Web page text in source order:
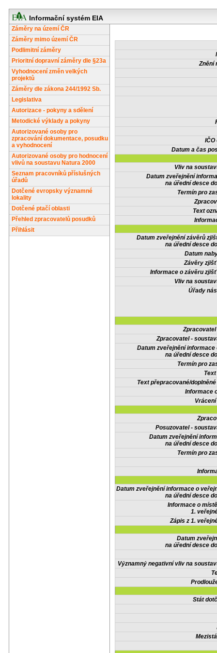
Informační systém EIA
Záměry na území ČR
Záměry mimo území ČR
Podlimitní záměry
Prioritní dopravní záměry dle §23a
Vyhodnocení změn velkých
projektů
Záměry dle zákona 244/1992 Sb.
Legislativa
Autorizace - pokyny a sdělení
Metodické výklady a pokyny
Autorizované osoby pro
zpracování dokumentace, posudku
a vyhodnocení
Autorizované osoby pro hodnocení
vlivů na soustavu Natura 2000
Seznam pracovníků příslušných
úřadů
Dotčené evropsky významné
lokality
Dotčené ptačí oblasti
Přehled zpracovatelů posudků
Přihlásit
Znění
IČO
Datum a čas
Vliv na
Datum zveřejnění
na úřední desce
Termín pro
Text
Datum zveřejnění závěrů
na úřední desce
Datum
Závěry
Informace o závěru
Vliv na
Úřady
Zpracovatel -
Datum zveřejnění informace
na úřední desce
Termín pro
Text přepracované/
Informace
Posuzovatel -
Datum zveřejnění
na úřední desce
Termín pro
Datum zveřejnění informace o
na úřední desce
Informace o
1.
Zápis z 1.
Datum
na úřední desce
Významný negativní vliv na
Stát